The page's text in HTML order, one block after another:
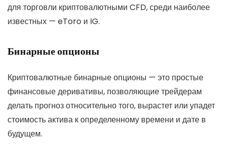
для торговли криптовалютными CFD, среди наиболее
известных — eToro и IG.
Бинарные опционы
Криптовалютные бинарные опционы — это простые
финансовые деривативы, позволяющие трейдерам
делать прогноз относительно того, вырастет или упадет
стоимость актива к определенному времени и дате в
будущем.